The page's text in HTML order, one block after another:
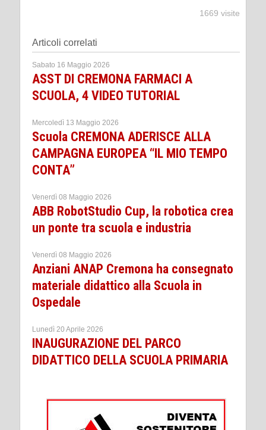
1669 visite
Articoli correlati
Sabato 16 Maggio 2026
ASST DI CREMONA FARMACI A
SCUOLA, 4 VIDEO TUTORIAL
Mercoledì 13 Maggio 2026
Scuola CREMONA ADERISCE ALLA
CAMPAGNA EUROPEA “IL MIO TEMPO
CONTA”
Venerdì 08 Maggio 2026
ABB RobotStudio Cup, la robotica crea
un ponte tra scuola e industria
Venerdì 08 Maggio 2026
Anziani ANAP Cremona ha consegnato
materiale didattico alla Scuola in
Ospedale
Lunedì 20 Aprile 2026
INAUGURAZIONE DEL PARCO
DIDATTICO DELLA SCUOLA PRIMARIA